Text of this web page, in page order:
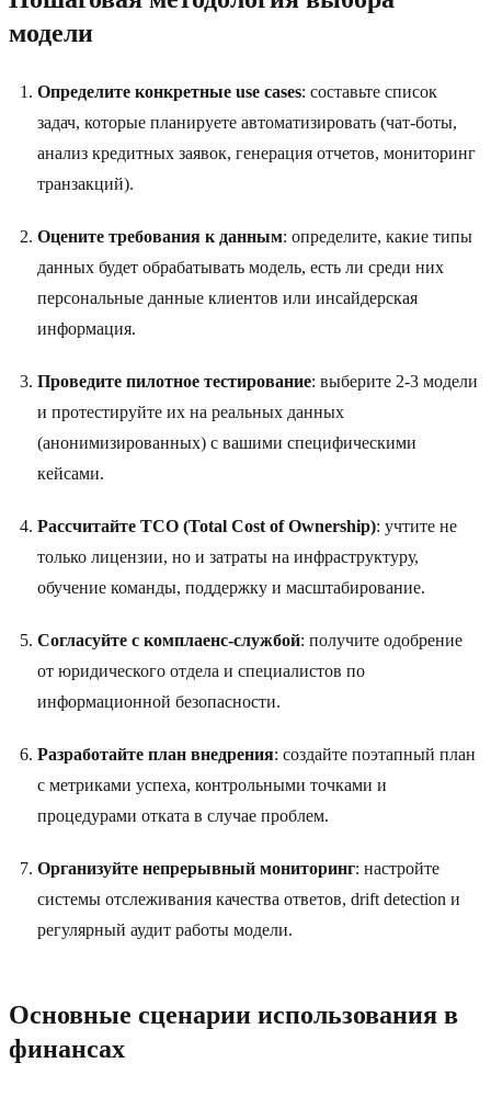
модели
Определите конкретные use cases: составьте список
задач, которые планируете автоматизировать (чат-боты,
анализ кредитных заявок, генерация отчетов, мониторинг
транзакций).
Оцените требования к данным: определите, какие типы
данных будет обрабатывать модель, есть ли среди них
персональные данные клиентов или инсайдерская
информация.
Проведите пилотное тестирование: выберите 2-3 модели
и протестируйте их на реальных данных
(анонимизированных) с вашими специфическими
кейсами.
Рассчитайте TCO (Total Cost of Ownership): учтите не
только лицензии, но и затраты на инфраструктуру,
обучение команды, поддержку и масштабирование.
Согласуйте с комплаенс-службой: получите одобрение
от юридического отдела и специалистов по
информационной безопасности.
Разработайте план внедрения: создайте поэтапный план
с метриками успеха, контрольными точками и
процедурами отката в случае проблем.
Организуйте непрерывный мониторинг: настройте
системы отслеживания качества ответов, drift detection и
регулярный аудит работы модели.
Основные сценарии использования в
финансах